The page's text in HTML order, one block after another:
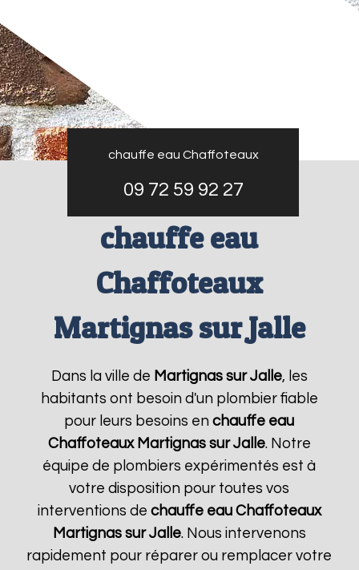
chauffe eau Chaffoteaux
09 72 59 92 27
chauffe eau
Chaffoteaux
Martignas sur Jalle
Dans la ville de Martignas sur Jalle, les
habitants ont besoin d'un plombier fiable
pour leurs besoins enchauffe eau
Chaffoteaux Martignas sur Jalle. Notre
équipe de plombiers expérimentés est à
votre disposition pour toutes vos
interventions de chauffe eau Chaffoteaux
Martignas sur Jalle. Nous intervenons
rapidement pour réparer ou remplacer votre